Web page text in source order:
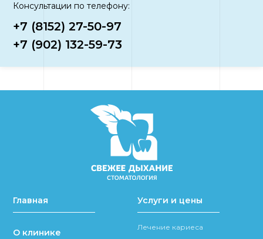
Консультации по телефону:
+7 (8152) 27-50-97
+7 (902) 132-59-73
Главная Услуги и цены
Лечение кариеса
О клинике